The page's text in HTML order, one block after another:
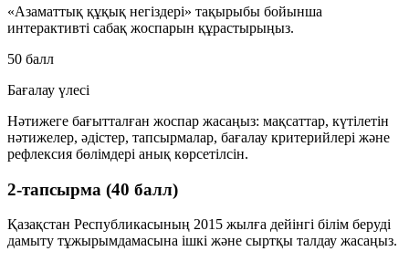
«Азаматтық құқық негіздері» тақырыбы бойынша
интерактивті сабақ жоспарын құрастырыңыз.
50 балл
Бағалау үлесі
Нәтижеге бағытталған жоспар жасаңыз: мақсаттар, күтілетін
нәтижелер, әдістер, тапсырмалар, бағалау критерийлері және
рефлексия бөлімдері анық көрсетілсін.
2-тапсырма (40 балл)
Қазақстан Республикасының 2015 жылға дейінгі білім беруді
дамыту тұжырымдамасына ішкі және сыртқы талдау жасаңыз.